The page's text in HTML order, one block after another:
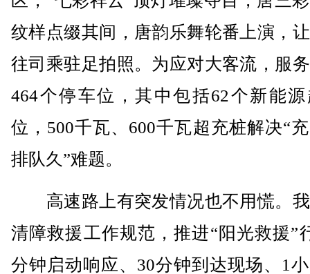
纹样点缀其间，唐韵乐舞轮番上演，
往司乘驻足拍照。为应对大客流，服
464个停车位，其中包括62个新能
位，500千瓦、600千瓦超充桩解决“
排队久”难题。
高速路上有突发情况也不用慌。
清障救援工作规范，推进“阳光救援”
分钟启动响应、30分钟到达现场、1